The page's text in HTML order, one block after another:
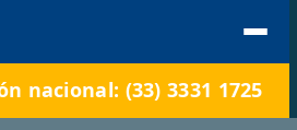
nacional: (33) 3331 1725